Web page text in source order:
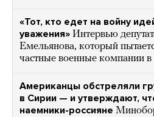
«Тот, кто едет на войну
уважения» Интервью
Емельянова, который
частные военные компании в
Американцы обстреляли
в Сирии — и утверждают,
наемники-россияне